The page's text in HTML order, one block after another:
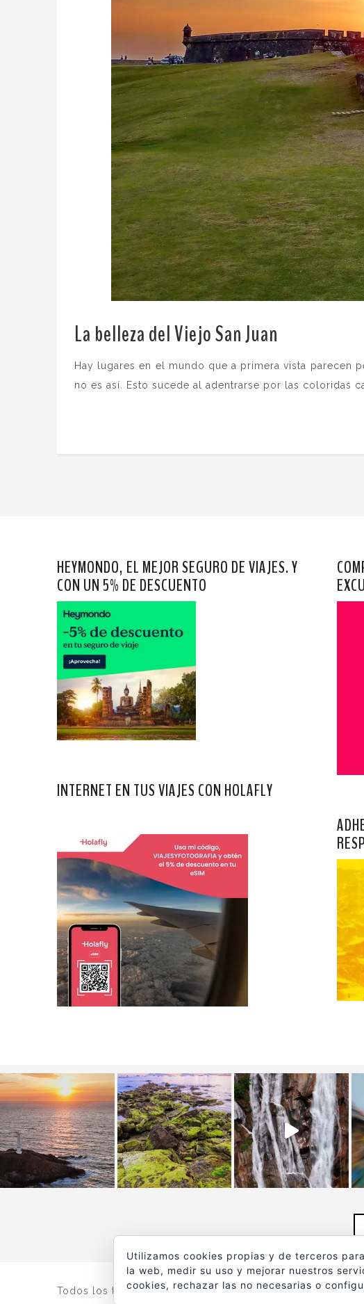
La belleza del Viejo San Juan
Hay lugares en el mundo que a primera vista parecen
no es así. Esto sucede al adentrarse por las coloridas
HEYMONDO, EL MEJOR SEGURO DE VIAJES. Y
CON UN 5% DE DESCUENTO
INTERNET EN TUS VIAJES CON HOLAFLY
Todos los textos y fotografías de
Utilizamos cookies propias y de terceros
la web, medir su uso y mejorar nuestros
cookies, rechazar las no necesarias o